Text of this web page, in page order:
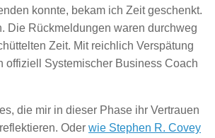
konnte, bekam ich Zeit geschenkt.
Die Rückmeldungen waren durchweg
Zeit. Mit reichlich Verspätung
offiziell Systemischer Business Coach
die mir in dieser Phase ihr Vertrauen
Oder wie Stephen R. Covey